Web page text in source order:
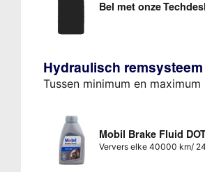
Bel met onze
Hydraulisch remsysteem
Tussen minimum en maximum
Mobil Brake Fluid
Ververs elke 40000 km/